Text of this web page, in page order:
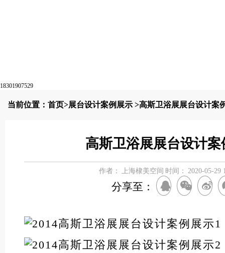
18301907529
当前位置： 首页>展台设计案例展示>高斯卫浴展展台设计案
高斯卫浴展展台设计案
作者： 上海棣美空间 时间： 2020-05-29
分享至：